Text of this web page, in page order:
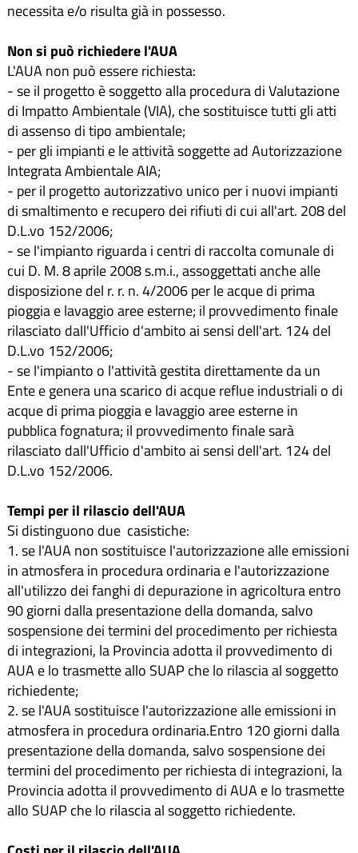
necessita e/o risulta già in possesso.
Non si può richiedere l'AUA
L'AUA non può essere richiesta:
- se il progetto è soggetto alla procedura di Valutazione
di Impatto Ambientale (VIA), che sostituisce tutti gli atti
di assenso di tipo ambientale;
- per gli impianti e le attività soggette ad Autorizzazione
Integrata Ambientale AIA;
- per il progetto autorizzativo unico per i nuovi impianti
di smaltimento e recupero dei rifiuti di cui all'art. 208 del
D.L.vo 152/2006;
- se l'impianto riguarda i centri di raccolta comunale di
cui D. M. 8 aprile 2008 s.m.i., assoggettati anche alle
disposizione del r. r. n. 4/2006 per le acque di prima
pioggia e lavaggio aree esterne; il provvedimento finale
rilasciato dall'Ufficio d'ambito ai sensi dell'art. 124 del
D.L.vo 152/2006;
- se l'impianto o l'attività gestita direttamente da un
Ente e genera una scarico di acque reflue industriali o di
acque di prima pioggia e lavaggio aree esterne in
pubblica fognatura; il provvedimento finale sarà
rilasciato dall'Ufficio d'ambito ai sensi dell'art. 124 del
D.L.vo 152/2006.
Tempi per il rilascio dell'AUA
Si distinguono due casistiche:
1. se l'AUA non sostituisce l'autorizzazione alle emissioni
in atmosfera in procedura ordinaria e l'autorizzazione
all'utilizzo dei fanghi di depurazione in agricoltura entro
90 giorni dalla presentazione della domanda, salvo
sospensione dei termini del procedimento per richiesta
di integrazioni, la Provincia adotta il provvedimento di
AUA e lo trasmette allo SUAP che lo rilascia al soggetto
richiedente;
2. se l'AUA sostituisce l'autorizzazione alle emissioni in
atmosfera in procedura ordinaria.Entro 120 giorni dalla
presentazione della domanda, salvo sospensione dei
termini del procedimento per richiesta di integrazioni, la
Provincia adotta il provvedimento di AUA e lo trasmette
allo SUAP che lo rilascia al soggetto richiedente.